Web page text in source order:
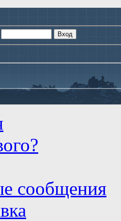
сообщения